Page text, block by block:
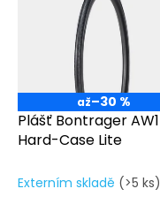
až–30 %
Plášť Bontrager AW1
Hard-Case Lite
Externím skladě (>5 ks)